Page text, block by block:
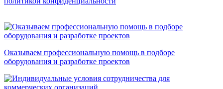
Оказываем профессиональную помощь в подборе
оборудования и разработке проектов